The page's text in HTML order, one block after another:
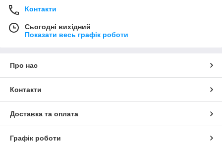
Контакти
Сьогодні вихідний
Показати весь графік роботи
Про нас
Контакти
Доставка та оплата
Графік роботи